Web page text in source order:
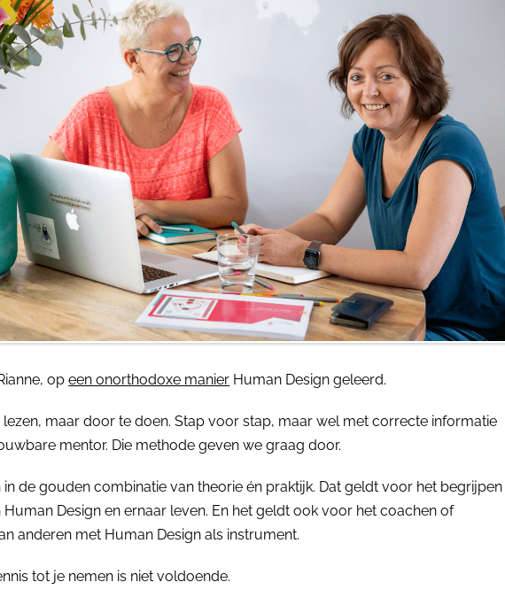
opeen onorthodoxe manier Human Design geleerd.
lezen, maar door te doen. Stap voor stap, maar wel met correcte informatie
mentor. Die methode geven we graag door.
de gouden combinatie van theorie én praktijk. Dat geldt voor het begrijpen
Human Design en ernaar leven. En het geldt ook voor het coachen of
anderen met Human Design als instrument.
tot je nemen is niet voldoende.